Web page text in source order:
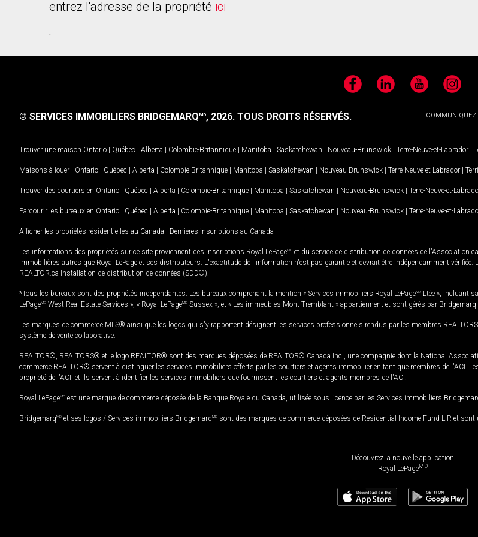
entrez l'adresse de la propriété ici
.
FacebookLinkedIn YouTubeInstagram
COMMUNIQUEZ
© SERVICES IMMOBILIERS BRIDGEMARQMD, 2026. TOUS DROITS RÉSERVÉS.
Trouver une maison Ontario | Québec | Alberta | Colombie-Britannique | Manitoba | Saskatchewan | Nouveau-Brunswick | Terre-Neuve-et-Labrador |
Maisons à louer - Ontario | Québec | Alberta | Colombie-Britannique | Manitoba | Saskatchewan | Nouveau-Brunswick | Terre-Neuve-et-Labrador |
Trouver des courtiers en Ontario | Québec | Alberta | Colombie-Britannique | Manitoba | Saskatchewan | Nouveau-Brunswick | Terre-Neuve-et-
Parcourir les bureaux en Ontario | Québec | Alberta | Colombie-Britannique | Manitoba | Saskatchewan | Nouveau-Brunswick | Terre-Neuve-et-
Afficher les propriétés résidentielles au Canada | Dernières inscriptions au Canada
Les informations des propriétés sur ce site proviennent des inscriptions Royal LePageMD et du service de distribution de données de l'Association
immobilières autres que Royal LePage et ses distributeurs. L'exactitude de l'information n'est pas garantie et devrait être indépendamment
REALTOR.ca Installation de distribution de données (SDD®).
*Tous les bureaux sont des propriétés indépendantes. Les bureaux comprenant la mention « Services immobiliers Royal LePageMD Ltée », incluant
LePageMD West Real Estate Services », « Royal LePageMD Sussex », et « Les immeubles Mont-Tremblant » appartiennent et sont gérés par Bridgemarq
Les marques de commerce MLS® ainsi que les logos qui s'y rapportent désignent les services professionnels rendus par les membres
système de vente collaborative.
REALTOR®, REALTORS® et le logo REALTOR® sont des marques déposées de REALTOR® Canada Inc., une compagnie dont la National
commerce REALTOR® servent à distinguer les services immobiliers offerts par les courtiers et agents immobilier en tant que membres de
propriété de l'ACI, et ils servent à identifier les services immobiliers que fournissent les courtiers et agents membres de l'ACI.
Royal LePageMD est une marque de commerce déposée de la Banque Royale du Canada, utilisée sous licence par les Services immobiliers
BridgemarqMD et ses logos / Services immobiliers BridgemarqMD sont des marques de commerce déposées de Residential Income Fund L.P. et
Découvrez la nouvelle application
Royal LePageMD